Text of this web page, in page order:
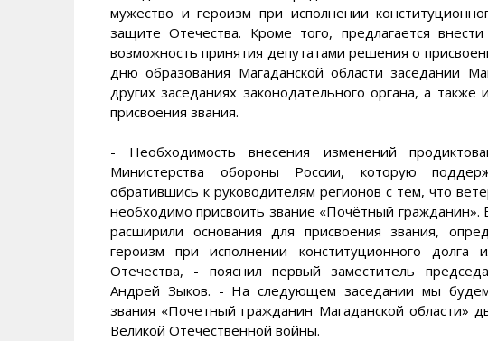
мужество и героизм при исполнении
защите Отечества. Кроме того, предлагается
возможность принятия депутатами решения о
дню образования Магаданской области заседании
других заседаниях законодательного органа, а также
присвоения звания.
- Необходимость внесения изменений
Министерства обороны России, которую
обратившись к руководителям регионов с тем, что
необходимо присвоить звание «Почётный гражданин».
расширили основания для присвоения звания,
героизм при исполнении конституционного долга
Отечества, - пояснил первый заместитель
Андрей Зыков. - На следующем заседании мы
звания «Почетный гражданин Магаданской области»
Великой Отечественной войны.